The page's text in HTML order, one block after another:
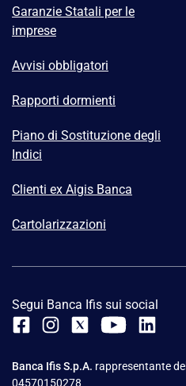
Garanzie Statali per le
imprese
Avvisi obbligatori
Rapporti dormienti
Piano di Sostituzione degli
Indici
Clienti ex Aigis Banca
Cartolarizzazioni
Segui Banca Ifis sui social
Banca Ifis S.p.A. rappresentante del
04570150278